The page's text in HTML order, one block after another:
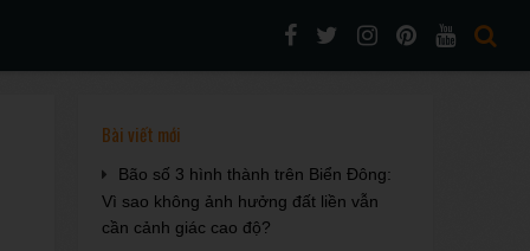
Bài viết mới
Bão số 3 hình thành trên Biển Đông:
Vì sao không ảnh hưởng đất liền vẫn
cần cảnh giác cao độ?